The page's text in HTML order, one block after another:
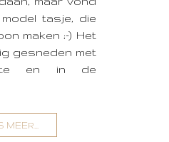
tasje, die
maken ;-) Het
gesneden met
en in de
MEER...